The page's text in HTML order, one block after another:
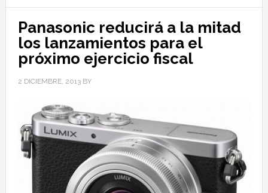
Panasonic reducirá a la mitad
los lanzamientos para el
próximo ejercicio fiscal
2 DICIEMBRE, 2013BY